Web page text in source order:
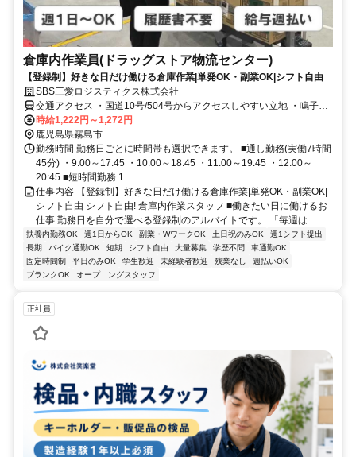
倉庫内作業員(ドラッグストア物流センター)
【登録制】好きな日だけ働ける倉庫作業|単発OK・副業OK|シフト自由
SBS三愛ロジスティクス株式会社
交通アクセス ・国道10号/504号からアクセスしやすい立地 ・鳴子前
食堂さんを入ってすぐ ・国分ICから西へ車で約3分 ■通勤手段 ・車通
勤/バイク通勤/自転車通勤OK
時給1,222円～1,272円
鹿児島県霧島市
勤務時間 勤務日ごとに時間帯も選択できます。 ■通し勤務(実働7時間
45分) ・9:00～17:45 ・10:00～18:45 ・11:00～19:45 ・12:00～
20:45 ■短時間勤務 1...
仕事内容 【登録制】好きな日だけ働ける倉庫作業|単発OK・副業OK|
シフト自由 シフト自由! 倉庫内作業スタッフ ■働きたい日に働けるお
仕事 勤務日を自分で選べる登録制のアルバイトです。 「毎週は...
扶養内勤務OK 週1日からOK 副業・WワークOK 土日祝のみOK
週1シフト提出
長期
バイク通勤OK 短期 シフト自由 大量募集 学歴不問
車通勤OK
固定時間制
平日のみOK 学生歓迎 未経験者歓迎 残業なし
週払いOK
ブランクOK
オープニングスタッフ
正社員